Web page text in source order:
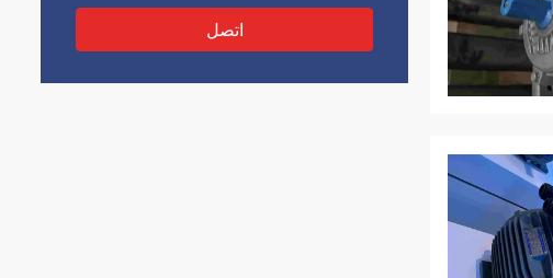
اتصل